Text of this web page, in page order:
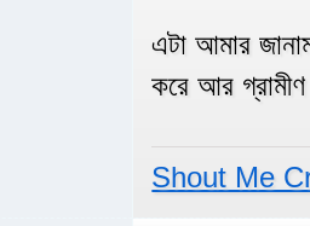
এটা আমার
করে আর
Shout Me